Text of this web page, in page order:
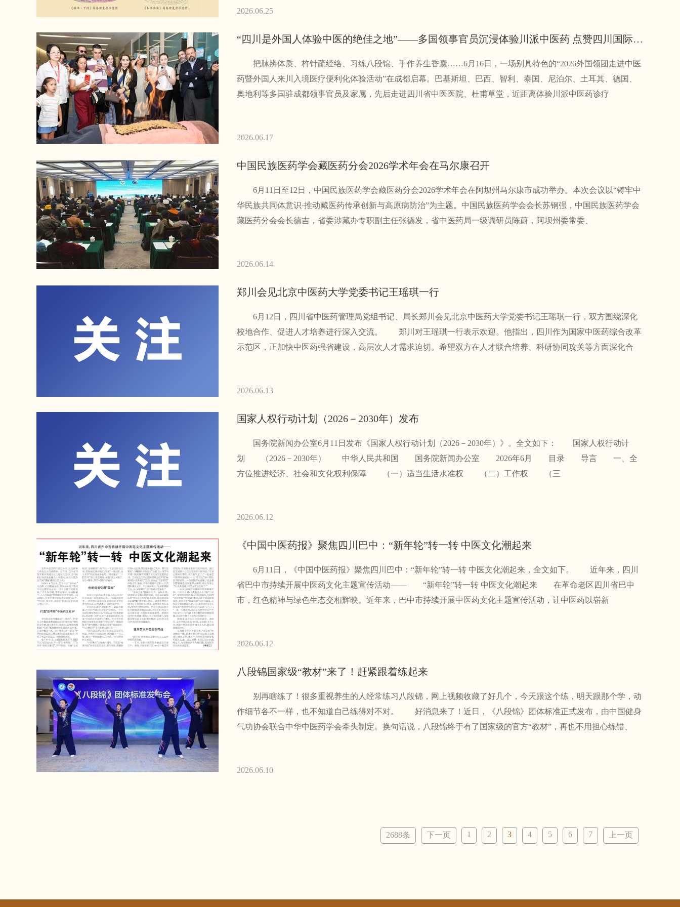
2026.06.25
“四川是外国人体验中医的绝佳之地”——多国领事官员沉浸体验川派中医药 点赞四川国际化医疗服务
把脉辨体质、杵针疏经络、习练八段锦、手作养生香囊……6月16日，一场别具特色的“2026外国领团走进中医
药暨外国人来川入境医疗便利化体验活动”在成都启幕。巴基斯坦、巴西、智利、泰国、尼泊尔、土耳其、德国、
奥地利等多国驻成都领事官员及家属，先后走进四川省中医医院、杜甫草堂，近距离体验川派中医药诊疗
2026.06.17
中国民族医药学会藏医药分会2026学术年会在马尔康召开
6月11日至12日，中国民族医药学会藏医药分会2026学术年会在阿坝州马尔康市成功举办。本次会议以“铸牢中
华民族共同体意识·推动藏医药传承创新与高原病防治”为主题。中国民族医药学会会长苏钢强，中国民族医药学会
藏医药分会会长德吉，省委涉藏办专职副主任张德发，省中医药局一级调研员陈蔚，阿坝州委常委、
2026.06.14
郑川会见北京中医药大学党委书记王瑶琪一行
6月12日，四川省中医药管理局党组书记、局长郑川会见北京中医药大学党委书记王瑶琪一行，双方围绕深化
校地合作、促进人才培养进行深入交流。 郑川对王瑶琪一行表示欢迎。他指出，四川作为国家中医药综合改革
示范区，正加快中医药强省建设，高层次人才需求迫切。希望双方在人才联合培养、科研协同攻关等方面深化合
2026.06.13
国家人权行动计划（2026－2030年）发布
国务院新闻办公室6月11日发布《国家人权行动计划（2026－2030年）》。全文如下： 国家人权行动计
划 （2026－2030年） 中华人民共和国 国务院新闻办公室 2026年6月 目录 导言 一、全
方位推进经济、社会和文化权利保障 （一）适当生活水准权 （二）工作权 （三
2026.06.12
《中国中医药报》聚焦四川巴中：“新年轮”转一转 中医文化潮起来
6月11日，《中国中医药报》聚焦四川巴中：“新年轮”转一转 中医文化潮起来，全文如下。 近年来，四川
省巴中市持续开展中医药文化主题宣传活动—— “新年轮”转一转 中医文化潮起来 在革命老区四川省巴中
市，红色精神与绿色生态交相辉映。近年来，巴中市持续开展中医药文化主题宣传活动，让中医药以崭新
2026.06.12
八段锦国家级“教材”来了！赶紧跟着练起来
别再瞎练了！很多重视养生的人经常练习八段锦，网上视频收藏了好几个，今天跟这个练，明天跟那个学，动
作细节各不一样，也不知道自己练得对不对。 好消息来了！近日，《八段锦》团体标准正式发布，由中国健身
气功协会联合中华中医药学会牵头制定。换句话说，八段锦终于有了国家级的官方“教材”，再也不用担心练错、
2026.06.10
2688条 下一页 1 2 3 4 5 6 7 上一页